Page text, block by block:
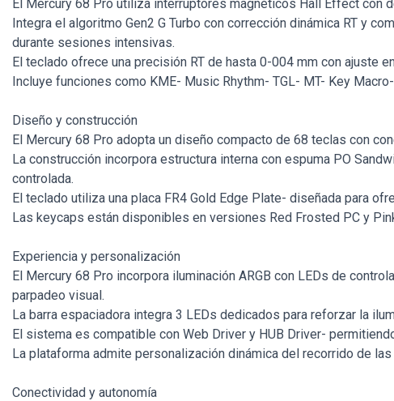
El Mercury 68 Pro utiliza interruptores magnéticos Hall Effect
Integra el algoritmo Gen2 G Turbo con corrección dinámica RT y
durante sesiones intensivas.
El teclado ofrece una precisión RT de hasta 0-004 mm con ajuste
Incluye funciones como KME- Music Rhythm- TGL- MT- Key
Diseño y construcción
El Mercury 68 Pro adopta un diseño compacto de 68 teclas con
La construcción incorpora estructura interna con espuma PO
controlada.
El teclado utiliza una placa FR4 Gold Edge Plate- diseñada para
Las keycaps están disponibles en versiones Red Frosted PC y
Experiencia y personalización
El Mercury 68 Pro incorpora iluminación ARGB con LEDs de
parpadeo visual.
La barra espaciadora integra 3 LEDs dedicados para reforzar la
El sistema es compatible con Web Driver y HUB Driver-
La plataforma admite personalización dinámica del recorrido de
Conectividad y autonomía